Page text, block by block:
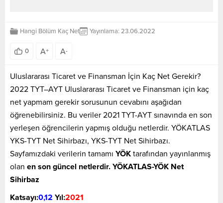
Hangi Bölüm Kaç Net Yayınlama: 23.06.2022
0 A+ A-
Uluslararası Ticaret ve Finansman İçin Kaç Net Gerekir?
2022 TYT–AYT Uluslararası Ticaret ve Finansman için kaç
net yapmam gerekir sorusunun cevabını aşağıdan
öğrenebilirsiniz. Bu veriler 2021 TYT-AYT sınavında en son
yerleşen öğrencilerin yapmış olduğu netlerdir. YÖKATLAS
YKS-TYT Net Sihirbazı, YKS-TYT Net Sihirbazı.
Sayfamızdaki verilerin tamamı YÖK tarafından yayınlanmış
olan en son güncel netlerdir. YÖKATLAS-YÖK Net
Sihirbaz
Katsayı:0,12 Yıl:2021